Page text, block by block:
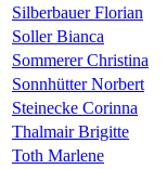
Silberbauer Florian
Soller Bianca
Sommerer Christina
Sonnhütter Norbert
Steinecke Corinna
Thalmair Brigitte
Toth Marlene